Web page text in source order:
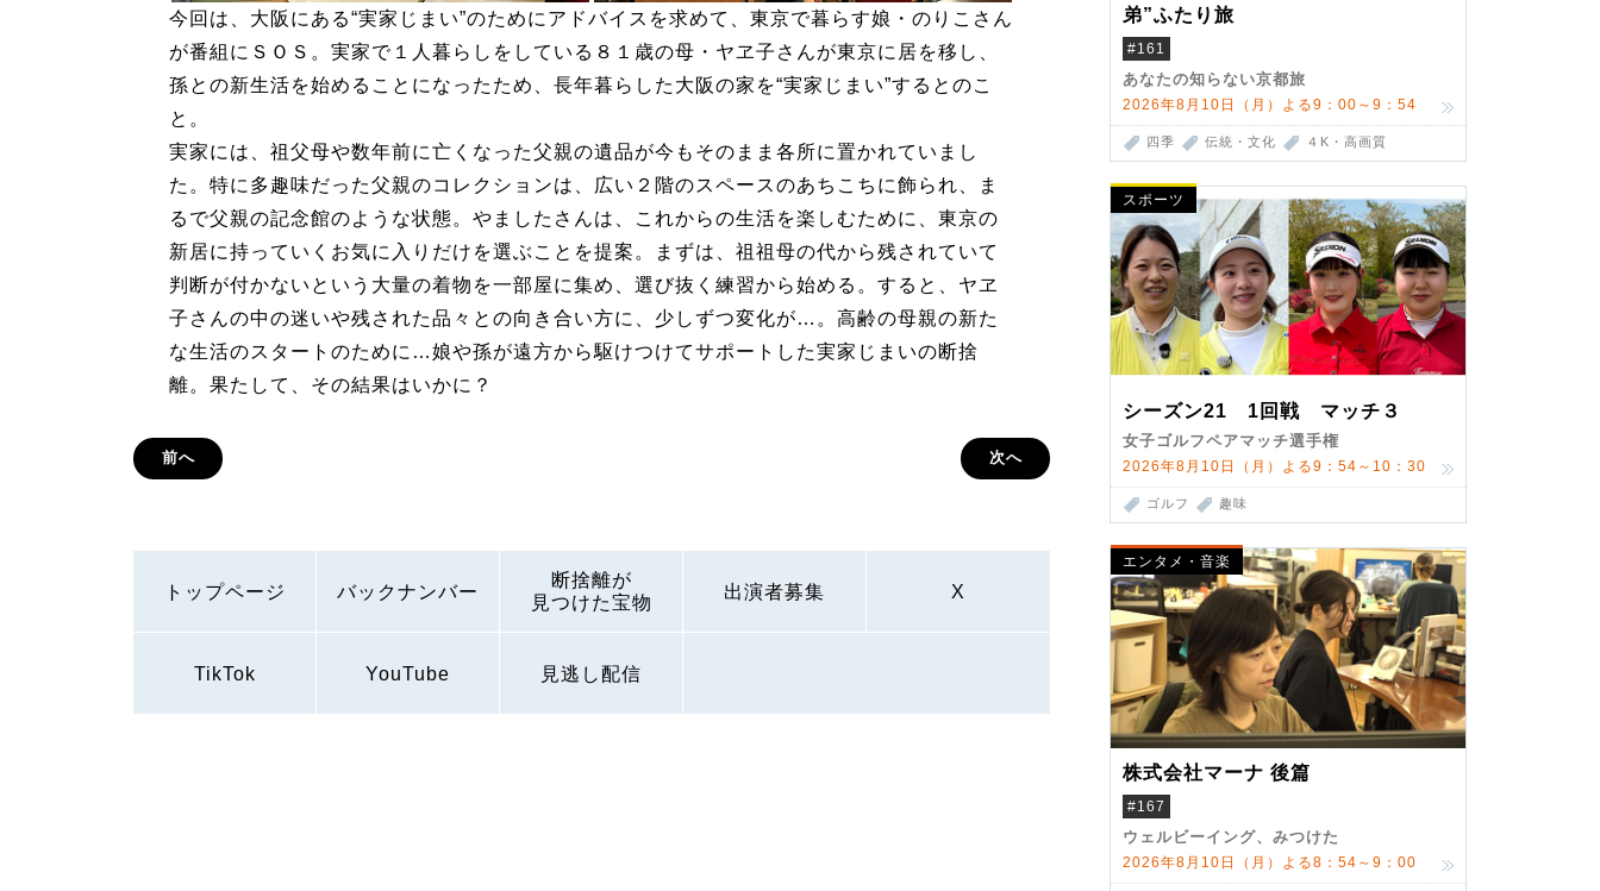
弟”ふたり旅
#161
あなたの知らない京都旅
2026年8月10日（月）よる9：00～9：54
四季 伝統・文化 ４K・高画質
スポーツ
シーズン21 1回戦 マッチ３
女子ゴルフペアマッチ選手権
2026年8月10日（月）よる9：54～10：30
ゴルフ 趣味
エンタメ・音楽
株式会社マーナ 後篇
#167
ウェルビーイング、みつけた
2026年8月10日（月）よる8：54～9：00
今回は、大阪にある“実家じまい”のためにアドバイスを求めて、東京で暮らす娘・のりこさん
が番組にＳＯＳ。実家で１人暮らしをしている８１歳の母・ヤヱ子さんが東京に居を移し、
孫との新生活を始めることになったため、長年暮らした大阪の家を“実家じまい”するとのこ
と。
実家には、祖父母や数年前に亡くなった父親の遺品が今もそのまま各所に置かれていまし
た。特に多趣味だった父親のコレクションは、広い２階のスペースのあちこちに飾られ、ま
るで父親の記念館のような状態。やましたさんは、これからの生活を楽しむために、東京の
新居に持っていくお気に入りだけを選ぶことを提案。まずは、祖祖母の代から残されていて
判断が付かないという大量の着物を一部屋に集め、選び抜く練習から始める。すると、ヤヱ
子さんの中の迷いや残された品々との向き合い方に、少しずつ変化が…。高齢の母親の新た
な生活のスタートのために…娘や孫が遠方から駆けつけてサポートした実家じまいの断捨
離。果たして、その結果はいかに？
前へ 次へ
トップページ バックナンバー
断捨離が
見つけた宝物
出演者募集 X
TikTok YouTube 見逃し配信